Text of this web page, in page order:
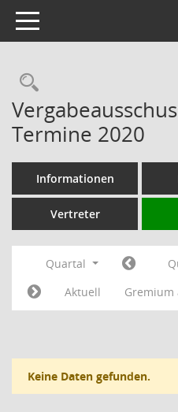
Toggle navigation
Termine 2020
Informationen
Vertreter
Quartal
Aktuell
Gremium
Keine Daten gefunden.